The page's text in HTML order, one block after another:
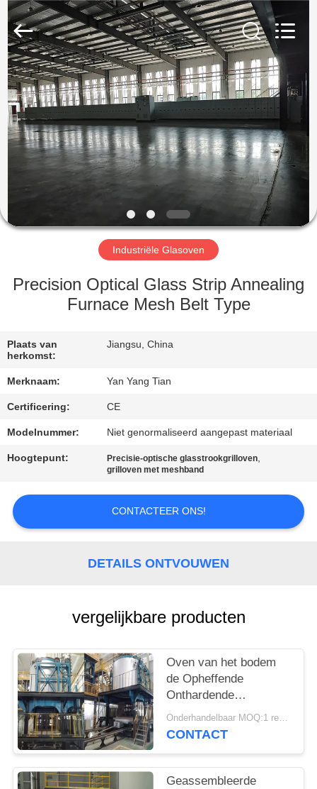
HUIS
PRODUCTEN
VIDEO'S
OVER
ONS
FABRIEKSTOCHT
KWALITEITSCONTROLE
NIEUWS
GEVALLEN
VRAAG
OFFERTE
POLICY
Sunny
Furnace
Co.,
Ltd.
Rights
Reserved.
Industriële Glasoven
Precision Optical Glass Strip Annealing
Furnace Mesh Belt Type
Plaats van
herkomst:
Jiangsu, China
Merknaam: Yan Yang Tian
Certificering: CE
Modelnummer: Niet genormaliseerd aangepast materiaal
Hoogtepunt: Precisie-optische glasstrookgrilloven,
grilloven met meshband
CONTACTEER ONS!
DETAILS ONTVOUWEN
vergelijkbare producten
Oven van het bodem
de Opheffende
Onthardende
Industriële Glas 1000℃Onderhandelbaar MOQ:1 reeks
CONTACT
Geassembleerde